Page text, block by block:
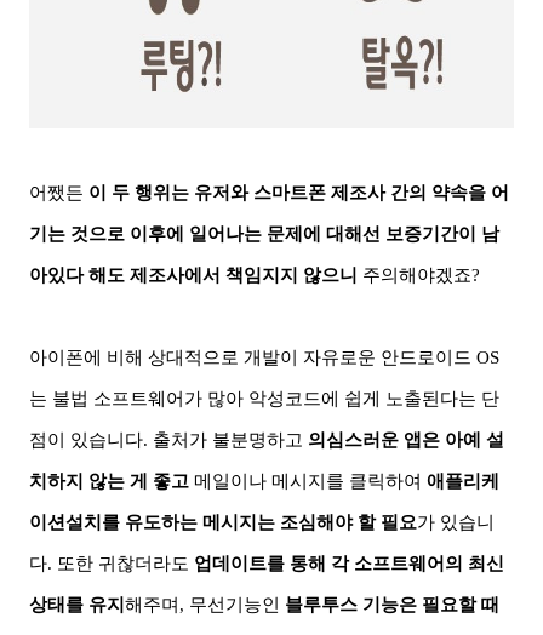
어쨌든 이 두 행위는 유저와 스마트폰 제조사 간의 약속을 어
기는 것으로 이후에 일어나는 문제에 대해선 보증기간이 남
아있다 해도 제조사에서 책임지지 않으니 주의해야겠죠?
아이폰에 비해 상대적으로 개발이 자유로운 안드로이드 OS
는 불법 소프트웨어가 많아 악성코드에 쉽게 노출된다는 단
점이 있습니다. 출처가 불분명하고 의심스러운 앱은 아예 설
치하지 않는 게 좋고 메일이나 메시지를 클릭하여 애플리케
이션설치를 유도하는 메시지는 조심해야 할 필요가 있습니
다. 또한 귀찮더라도 업데이트를 통해 각 소프트웨어의 최신
상태를 유지 해주며 , 무선기능인 블루투스 기능은 필요할 때